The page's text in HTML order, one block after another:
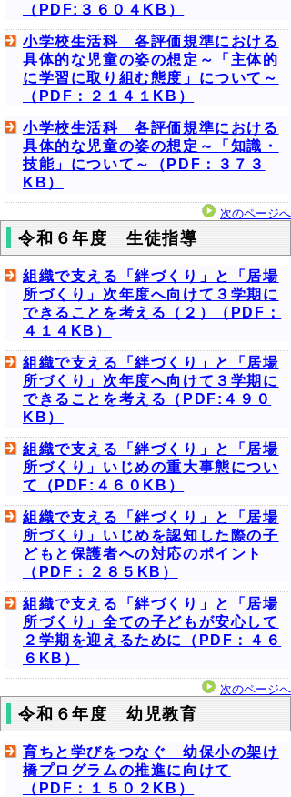
（PDF:３６０４KB）
小学校生活科 各評価規準における
具体的な児童の姿の想定～「主体的
に学習に取り組む態度」について～
（PDF：２１４１KB）
小学校生活科 各評価規準における
具体的な児童の姿の想定～「知識・
技能」について～（PDF：３７３
KB）
次のページへ
令和６年度 生徒指導
組織で支える「絆づくり」と「居場
所づくり」次年度へ向けて３学期に
できることを考える（２）（PDF：
４１４KB）
組織で支える「絆づくり」と「居場
所づくり」次年度へ向けて３学期に
できることを考える（PDF:４９０
KB）
組織で支える「絆づくり」と「居場
所づくり」いじめの重大事態につい
て（PDF:４６０KB）
組織で支える「絆づくり」と「居場
所づくり」いじめを認知した際の子
どもと保護者への対応のポイント
（PDF：２８５KB）
組織で支える「絆づくり」と「居場
所づくり」全ての子どもが安心して
２学期を迎えるために（PDF：４６
６KB）
次のページへ
令和６年度 幼児教育
育ちと学びをつなぐ 幼保小の架け
橋プログラムの推進に向けて
（PDF：１５０２KB）